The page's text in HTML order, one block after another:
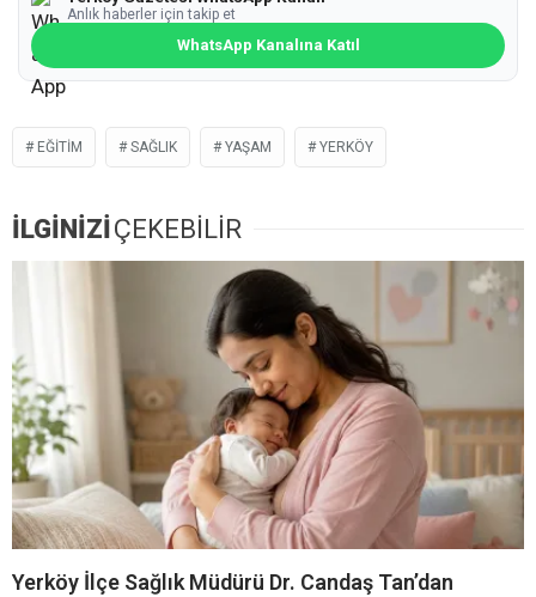
Anlık haberler için takip et
WhatsApp Kanalına Katıl
EĞITIM SAĞLIK YAŞAM YERKÖY
İLGİNİZİÇEKEBİLİR
Yerköy İlçe Sağlık Müdürü Dr. Candaş Tan’dan